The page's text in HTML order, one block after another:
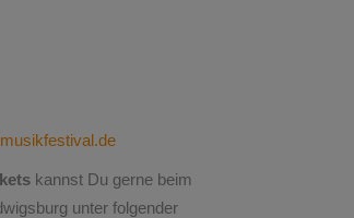
kannst Du gerne beim
unter folgender